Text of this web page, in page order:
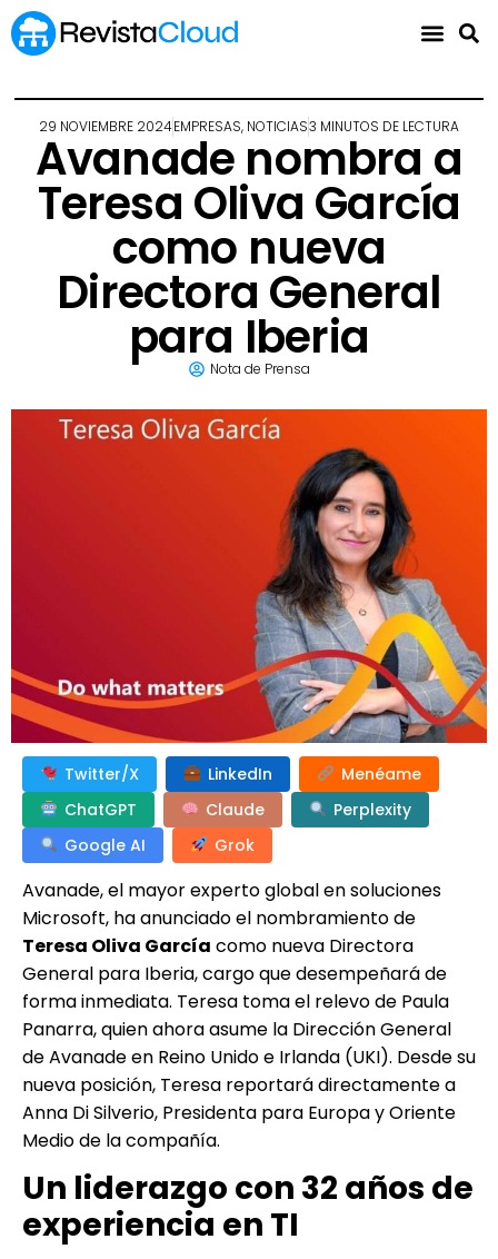
29 NOVIEMBRE 2024EMPRESAS, NOTICIAS3 MINUTOS DE LECTURA
Avanade nombra a
Teresa Oliva García
como nueva
Directora General
para Iberia
Nota de Prensa
Twitter/X LinkedIn
Menéame
ChatGPT
Claude
Perplexity
Google AI
Grok
Avanade, el mayor experto global en soluciones
Microsoft, ha anunciado el nombramiento de
Teresa Oliva García como nueva Directora
General para Iberia, cargo que desempeñará de
forma inmediata. Teresa toma el relevo de Paula
Panarra, quien ahora asume la Dirección General
de Avanade en Reino Unido e Irlanda (UKI). Desde su
nueva posición, Teresa reportará directamente a
Anna Di Silverio, Presidenta para Europa y Oriente
Medio de la compañía.
Un liderazgo con 32 años de
experiencia en TI